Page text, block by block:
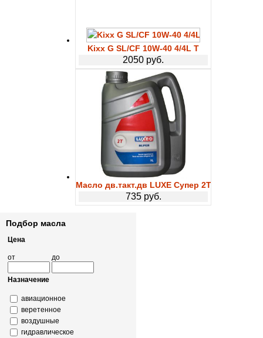
Kixx G SL/CF 10W-40 4/4L T
2050 руб.
Масло дв.такт.дв LUXE Супер 2Т п/с 3л
735 руб.
Подбор масла
Цена
от до
Назначение
авиационное
веретенное
воздушные
гидравлическое